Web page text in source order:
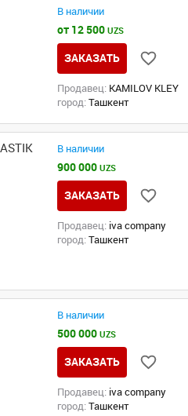
В наличии
от 12 500UZS
ЗАКАЗАТЬ
Продавец: KAMILOV KLEY
город: Ташкент
В наличии
900 000UZS
ЗАКАЗАТЬ
Продавец: iva company
город: Ташкент
В наличии
500 000UZS
ЗАКАЗАТЬ
Продавец: iva company
город: Ташкент